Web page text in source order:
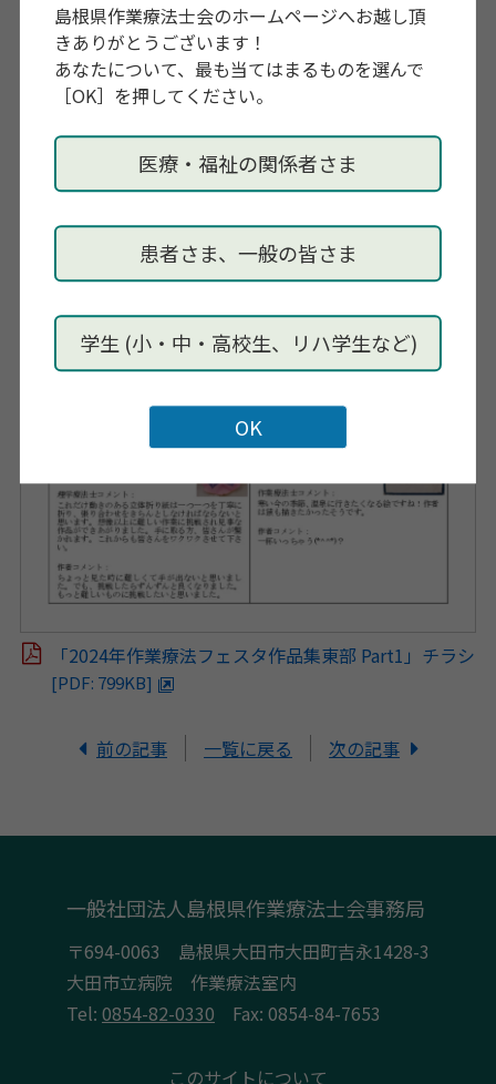
島根県作業療法士会のホームページへお越し頂
きありがとうございます！
あなたについて、最も当てはまるものを選んで
［OK］を押してください。
医療・福祉の関係者さま
患者さま、一般の皆さま
学生 (小・中・高校生、リハ学生など)
「2024年作業療法フェスタ作品集東部 Part1」チラシ
[PDF: 799KB]
前の記事 一覧に戻る 次の記事
一般社団法人島根県作業療法士会事務局
〒694-0063 島根県大田市大田町吉永1428-3
大田市立病院 作業療法室内
Tel: 0854-82-0330 Fax: 0854-84-7653
このサイトについて